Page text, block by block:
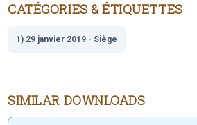
CATÉGORIES & ÉTIQUETTES
1) 29 janvier 2019 - Siège
SIMILAR DOWNLOADS